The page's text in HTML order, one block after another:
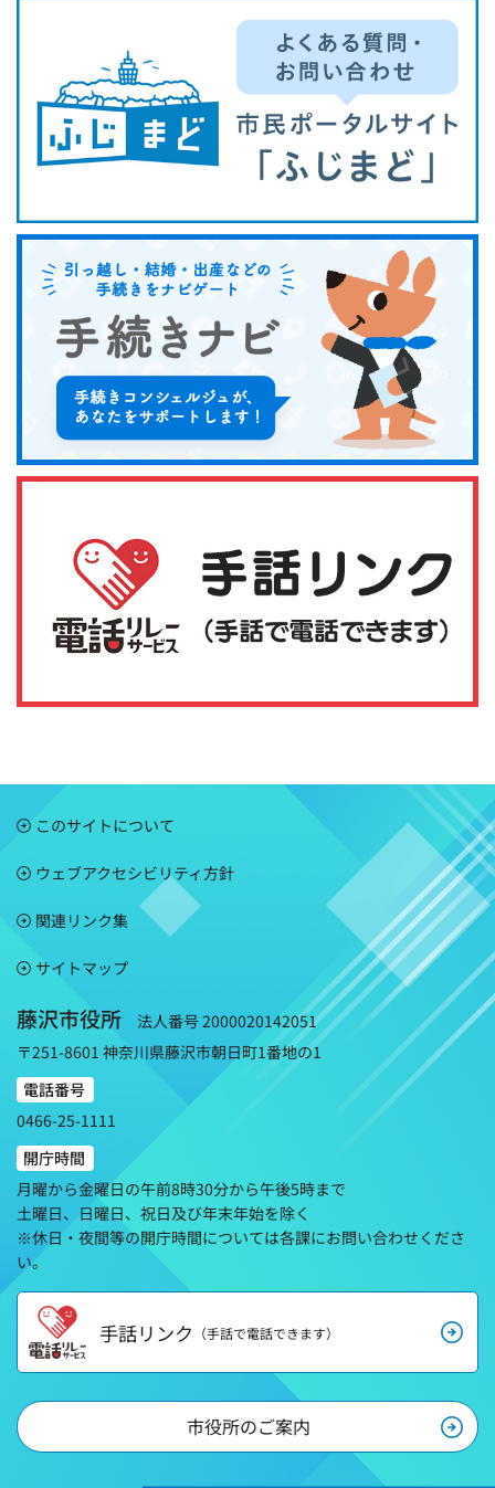
このサイトについて
ウェブアクセシビリティ方針
関連リンク集
サイトマップ
藤沢市役所
法人番号 2000020142051
〒251-8601 神奈川県藤沢市朝日町1番地の1
電話番号
0466-25-1111
開庁時間
月曜から金曜日の午前8時30分から午後5時まで
土曜日、日曜日、祝日及び年末年始を除く
※休日・夜間等の開庁時間については各課にお問い合わせくださ
い。
手話リンク （手話で電話できます）
市役所のご案内